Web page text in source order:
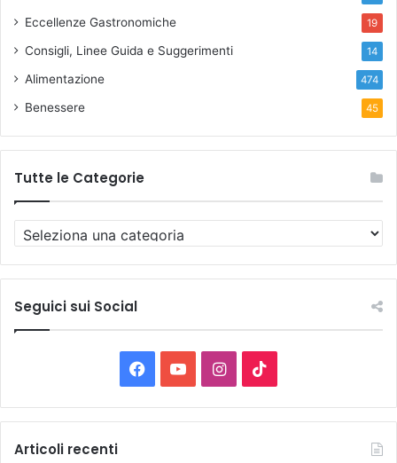
Eccellenze Gastronomiche 19
Consigli, Linee Guida e Suggerimenti 14
Alimentazione 474
Benessere 45
Tutte le Categorie
u
t
e
o
Seguici sui Social
a
o
I
n
i
Articoli recenti